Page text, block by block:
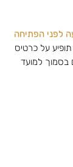
לפני הפתיחה
על כרטיס
בסמוך למועד